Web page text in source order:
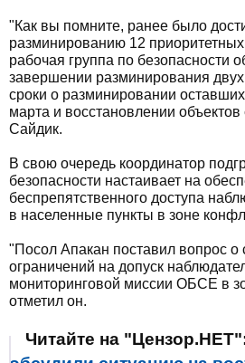
"Как вы помните, ранее было
разминированию 12 приоритетных
рабочая группа по безопасности
завершении разминирования
сроки о разминировании
марта и восстановлении
Сайдик.
В свою очередь координатор
безопасности настаивает на
беспрепятственного доступа
в населенные пункты в зоне
"Посол Апакан поставил вопрос о
ограничений на допуск
мониторинговой миссии ОБСЕ в
отметил он.
Читайте на